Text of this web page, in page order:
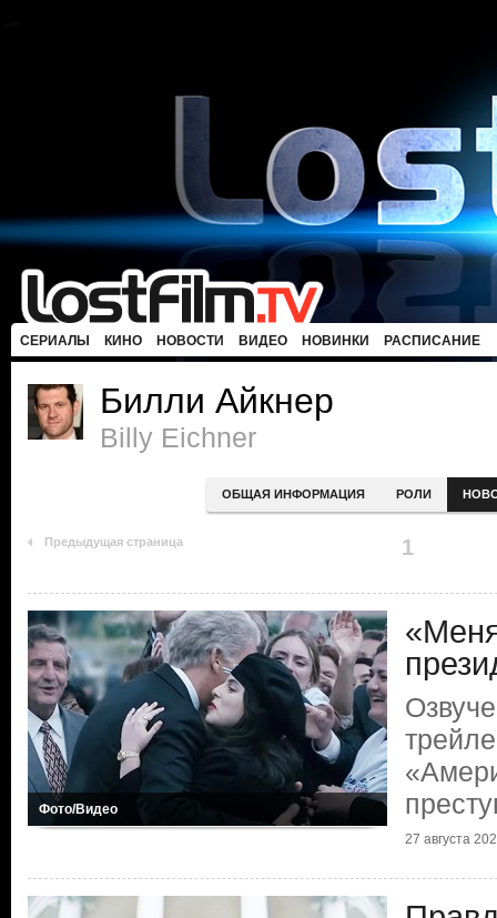
СЕРИАЛЫ КИНО НОВОСТИ ВИДЕО НОВИНКИ РАСПИСАНИЕ
Билли Айкнер
Billy Eichner
ОБЩАЯ ИНФОРМАЦИЯ РОЛИ
Предыдущая страница 1
Фото/Видео
27 августа